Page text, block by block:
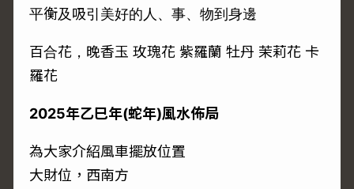
平衡及吸引美好的人、事、物到身邊
百合花，晚香玉 玫瑰花 紫羅蘭 牡丹 茉莉花 卡
羅花
2025年乙巳年(蛇年)風水佈局
為大家介紹風車擺放位置
大財位，西南方